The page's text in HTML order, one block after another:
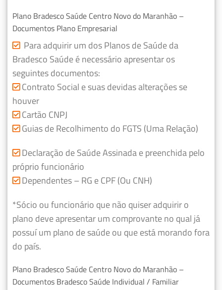
Plano Bradesco Saúde Centro Novo do Maranhão –
Documentos Plano Empresarial
Para adquirir um dos Planos de Saúde da
Bradesco Saúde é necessário apresentar os
seguintes documentos:
Contrato Social e suas devidas alterações se
houver
Cartão CNPJ
Guias de Recolhimento do FGTS (Uma Relação)
Declaração de Saúde Assinada e preenchida pelo
próprio funcionário
Dependentes – RG e CPF (Ou CNH)
*Sócio ou funcionário que não quiser adquirir o
plano deve apresentar um comprovante no qual já
possuí um plano de saúde ou que está morando fora
do país.
Plano Bradesco Saúde Centro Novo do Maranhão –
Documentos Bradesco Saúde Individual / Familiar